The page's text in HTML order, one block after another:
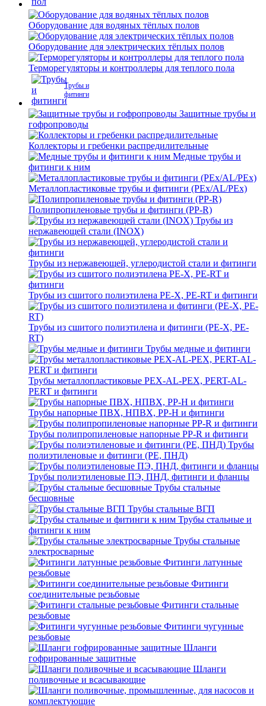
Оборудование для водяных тёплых полов
Оборудование для электрических тёплых полов
Терморегуляторы и контроллеры для теплого пола
Трубы и
фитинги
Защитные трубы и
гофропроводы
Коллекторы и гребенки распредилительные
Медные трубы и
фитинги к ним
Металлопластиковые трубы и фитинги (PEx/AL/PEx)
Полипропиленовые трубы и фитинги (PP-R)
Трубы из
нержавеющей стали (INOX)
Трубы из нержавеющей, углеродистой стали и фитинги
Трубы из сшитого полиэтилена PE-X, PE-RT и фитинги
Трубы из сшитого полиэтилена и фитинги (PE-X, PE-
RT)
Трубы медные и фитинги
Трубы металлопластиковые PEX-AL-PEX, PERT-AL-
PERT и фитинги
Трубы напорные ПВХ, НПВХ, PP-H и фитинги
Трубы полипропиленовые напорные PP-R и фитинги
Трубы
полиэтиленовые и фитинги (PE, ПНД)
Трубы полиэтиленовые ПЭ, ПНД, фитинги и фланцы
Трубы стальные
бесшовные
Трубы стальные ВГП
Трубы стальные и
фитинги к ним
Трубы стальные
электросварные
Фитинги латунные
резьбовые
Фитинги
соединительные резьбовые
Фитинги стальные
резьбовые
Фитинги чугунные
резьбовые
Шланги
гофрированные защитные
Шланги
поливочные и всасывающие